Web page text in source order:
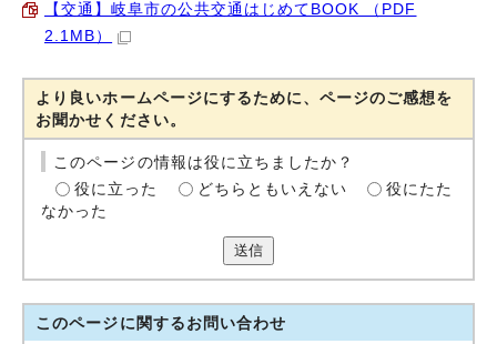
【交通】岐阜市の公共交通はじめてBOOK （PDF
2.1MB）
より良いホームページにするために、ページのご感想を
お聞かせください。
このページの情報は役に立ちましたか？
役に立った
どちらともいえない
役にたた
なかった
送信
このページに関する お問い合わせ